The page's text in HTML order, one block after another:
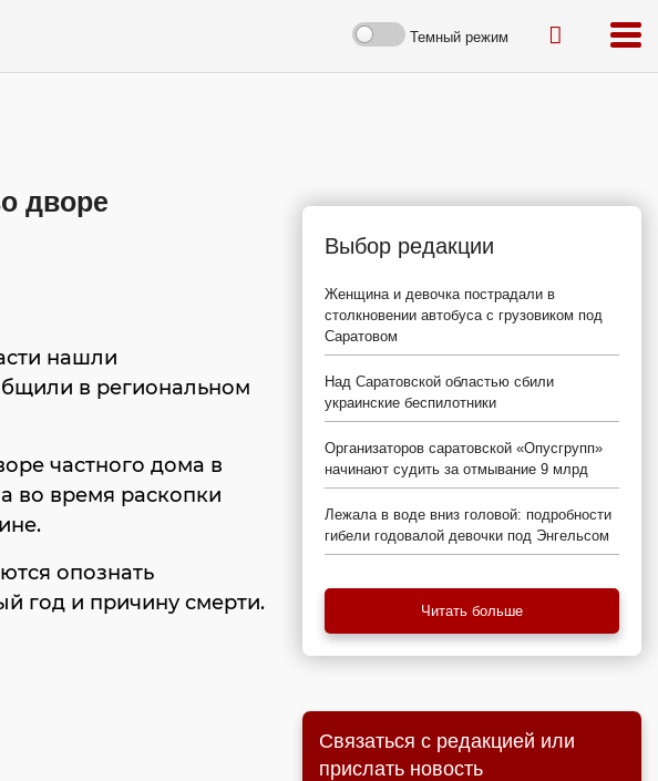
Темный режим
дворе
нашли
в региональном
частного дома в
во время раскопки
опознать
год и причину смерти.
Выбор редакции
Женщина и девочка пострадали в
столкновении автобуса с грузовиком под
Саратовом
Над Саратовской областью сбили
украинские беспилотники
Организаторов саратовской «Опусгрупп»
начинают судить за отмывание 9 млрд
Лежала в воде вниз головой: подробности
гибели годовалой девочки под Энгельсом
Читать больше
Связаться с редакцией или
прислать новость